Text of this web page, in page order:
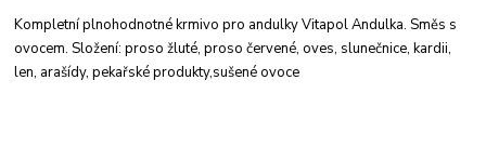
Kompletní plnohodnotné krmivo pro andulky Vitapol Andulka. Směs s
ovocem. Složení: proso žluté, proso červené, oves, slunečnice, kardii,
len, arašídy, pekařské produkty,sušené ovoce